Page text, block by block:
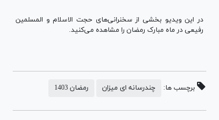
در این ویدیو بخشی از سخنرانی‌های حجت الاسلام و المسلمین
رفیعی در ماه مبارک رمضان را مشاهده می‌کنید.
برچسب ها: چندرسانه ای میزان رمضان 1403